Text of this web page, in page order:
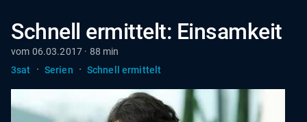
Schnell ermittelt: Einsamkeit
vom 06.03.2017 · 88 min
3sat
· Serien · Schnell ermittelt